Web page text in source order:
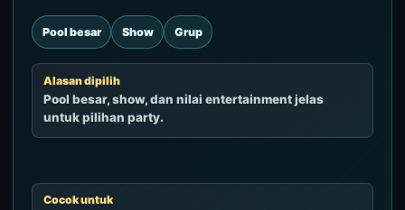
Pool besar Show Grup
Alasan dipilih
Pool besar, show, dan nilai entertainment jelas
untuk pilihan party.
Cocok untuk